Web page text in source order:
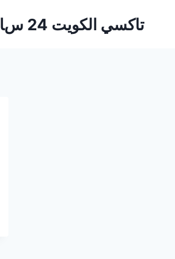
تاكسي الكويت 24 ساعة – تاكسي الطارق